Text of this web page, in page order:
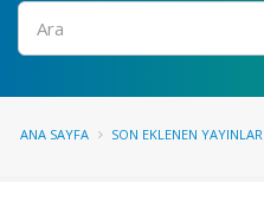
Ara
ANA SAYFA SON EKLENEN YAYINLAR